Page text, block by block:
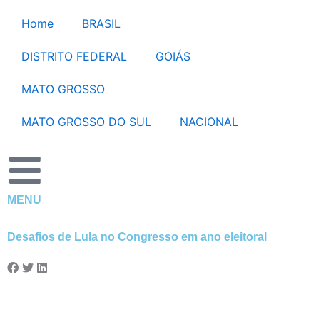
para
conteúdo
Home BRASIL
DISTRITO FEDERAL GOIÁS
MATO GROSSO
MATO GROSSO DO SUL NACIONAL
MENU
Desafios de Lula no Congresso em ano eleitoral